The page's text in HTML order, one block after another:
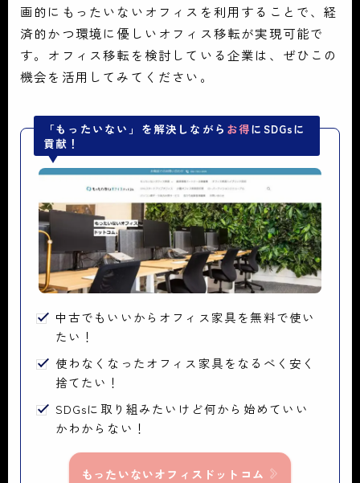
画的にもったいないオフィスを利用することで、経
済的かつ環境に優しいオフィス移転が実現可能で
す。オフィス移転を検討している企業は、ぜひこの
機会を活用してみてください。
「もったいない」を解決しながら お得にSDGsに
貢献！
中古でもいいからオフィス家具を無料で使い
たい！
使わなくなったオフィス家具をなるべく安く
捨てたい！
SDGsに取り組みたいけど何から始めていい
かわからない！
もったいないオフィスドットコム